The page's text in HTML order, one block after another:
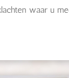
waar u